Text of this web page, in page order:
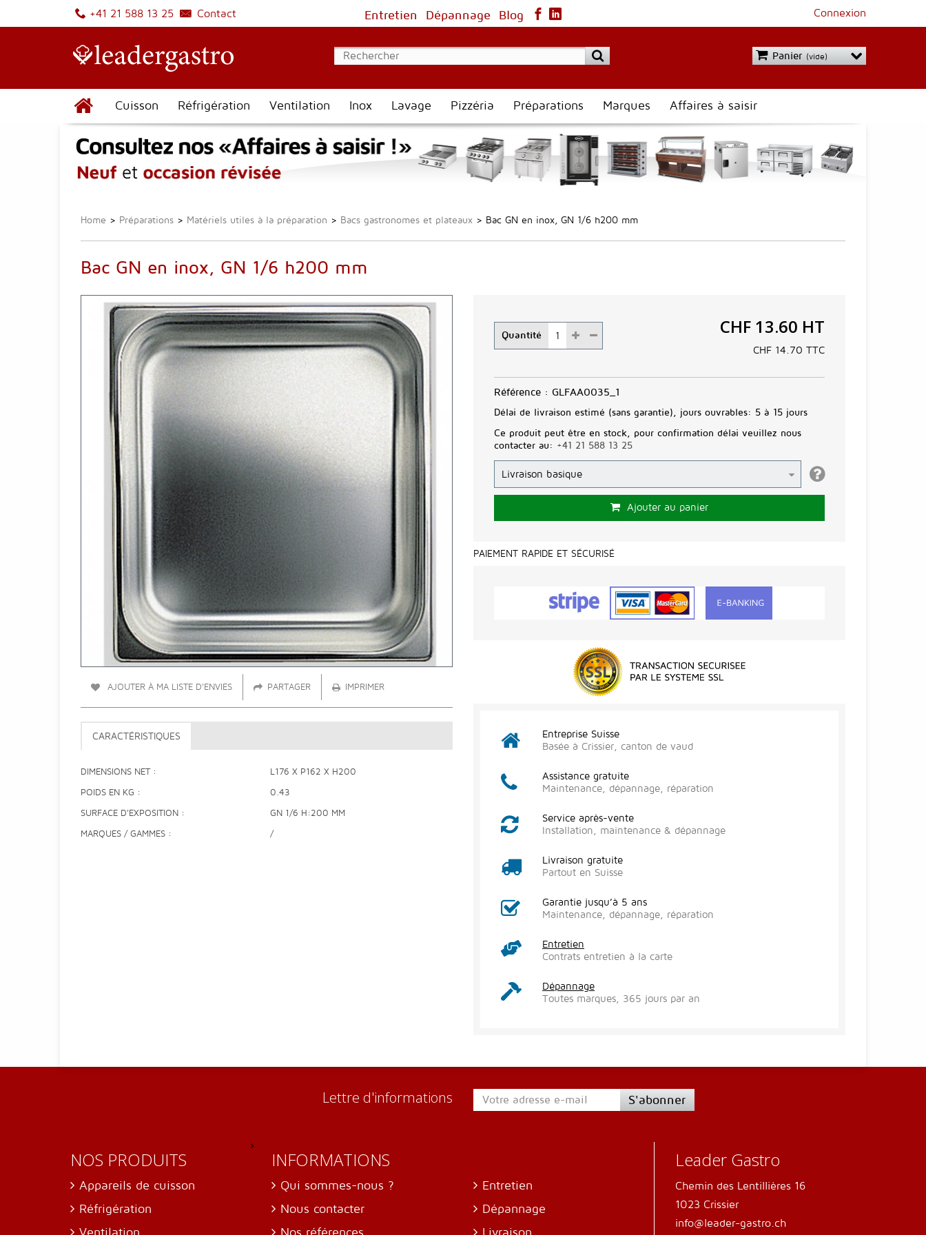
+41 21 588 13 25 Contact Connexion
Entretien Dépannage Blog
Panier (vide)
Cuisson Réfrigération Ventilation Inox Lavage Pizzéria Préparations Marques Affaires à saisir
Home > Préparations > Matériels utiles à la préparation > Bacs gastronomes et plateaux > Bac GN en inox, GN 1/6 h200 mm
Bac GN en inox, GN 1/6 h200 mm
AJOUTER À MA LISTE D'ENVIES PARTAGER IMPRIMER
CARACTÉRISTIQUES
DIMENSIONS NET L176 X P162 X H200
POIDS EN KG 0.43
SURFACE D'EXPOSITION GN 1/6 H:200 MM
MARQUES / GAMMES /
Quantité CHF 13.60 HT
CHF 14.70 TTC
Référence : GLFAA0035_1
Délai de livraison estimé (sans garantie), jours ouvrables: 5 à 15 jours
Ce produit peut être en stock, pour confirmation délai veuillez nous
contacter au: +41 21 588 13 25
Ajouter au panier
PAIEMENT RAPIDE ET SÉCURISÉ
Entreprise Suisse
Basée à Crissier, canton de vaud
Assistance gratuite
Maintenance, dépannage, réparation
Service après-vente
Installation, maintenance & dépannage
Livraison gratuite
Partout en Suisse
Garantie jusqu’à 5 ans
Maintenance, dépannage, réparation
Entretien
Contrats entretien à la carte
Dépannage
Toutes marques, 365 jours par an
Lettre d'informations S'abonner
NOS PRODUITS
Appareils de cuisson
Réfrigération
INFORMATIONS
Qui sommes-nous ?
Nous contacter
Entretien
Dépannage
Leader Gastro
Chemin des Lentillières 16
1023 Crissier
info@leader-gastro.ch